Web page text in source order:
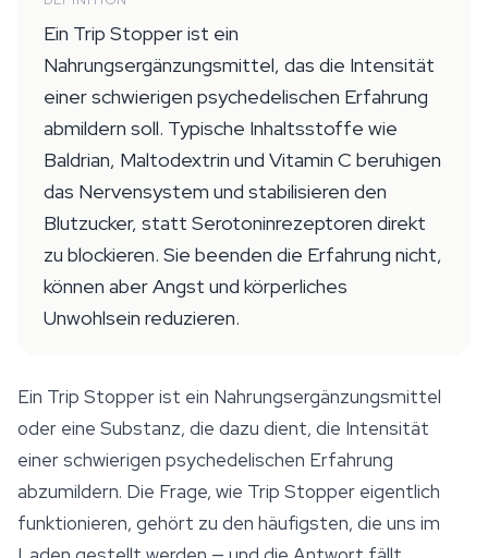
Ein Trip Stopper ist ein
Nahrungsergänzungsmittel, das die Intensität
einer schwierigen psychedelischen Erfahrung
abmildern soll. Typische Inhaltsstoffe wie
Baldrian, Maltodextrin und Vitamin C beruhigen
das Nervensystem und stabilisieren den
Blutzucker, statt Serotoninrezeptoren direkt
zu blockieren. Sie beenden die Erfahrung nicht,
können aber Angst und körperliches
Unwohlsein reduzieren.
Ein Trip Stopper ist ein Nahrungsergänzungsmittel
oder eine Substanz, die dazu dient, die Intensität
einer schwierigen psychedelischen Erfahrung
abzumildern. Die Frage, wie Trip Stopper eigentlich
funktionieren, gehört zu den häufigsten, die uns im